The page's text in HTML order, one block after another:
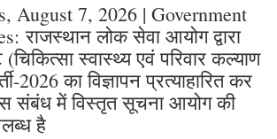
August 7, 2026 | Government
राजस्थान लोक सेवा आयोग द्वारा
स्वास्थ्य एवं परिवार कल्याण
2026 का विज्ञापन प्रत्याहारित कर
संबंध में विस्तृत सूचना आयोग की
है